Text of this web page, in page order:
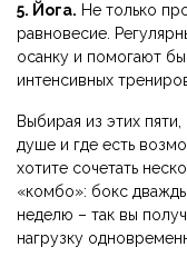
5. Йога. Не только
равновесие.
осанку и помогают
интенсивных
Выбирая из этих
душе и где есть
хотите сочетать
«комбо»: бокс
неделю – так вы
нагрузку